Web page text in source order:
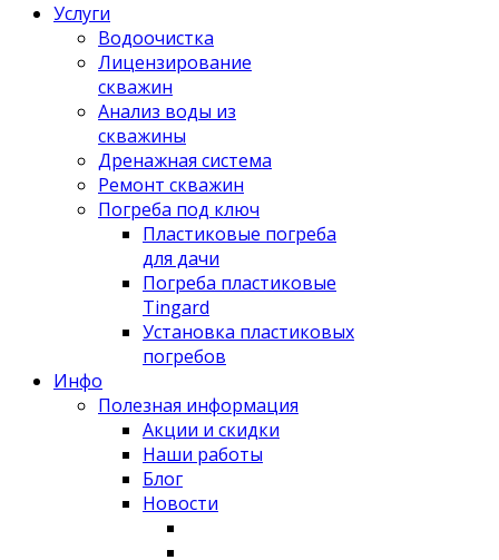
Услуги
Водоочистка
Лицензирование
скважин
Анализ воды из
скважины
Дренажная система
Ремонт скважин
Погреба под ключ
Пластиковые погреба
для дачи
Погреба пластиковые
Tingard
Установка пластиковых
погребов
Инфо
Полезная информация
Акции и скидки
Наши работы
Блог
Новости